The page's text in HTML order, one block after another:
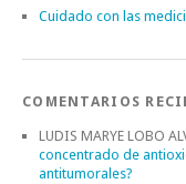
Cuidado con las
COMENTARIOS
LUDIS MARYE LOBO
concentrado de
antitumorales?